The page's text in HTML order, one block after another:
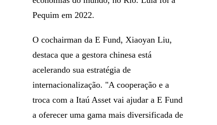
Pequim em 2022.
O cochairman da E Fund, Xiaoyan Liu,
destaca que a gestora chinesa está
acelerando sua estratégia de
internacionalização. "A cooperação e a
troca com a Itaú Asset vai ajudar a E Fund
a oferecer uma gama mais diversificada de